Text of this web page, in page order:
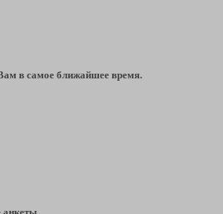
в самое ближайшее время.